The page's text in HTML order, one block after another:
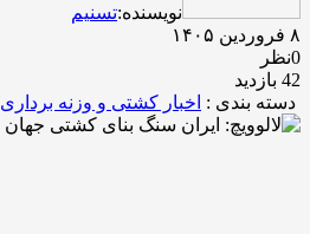
نویسنده:تسنیم
۸ فروردین ۱۴۰۵
0نظر
42 بازدید
دسته بندی : اخبار کشتی و وزنه برداری